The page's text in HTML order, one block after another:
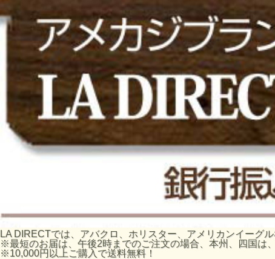
LA DIRECTでは、アバクロ、ホリスター、アメリカンイーグ
※最短のお届は、午後2時までのご注文の場合、本州、四国は
※10,000円以上ご購入で送料無料！